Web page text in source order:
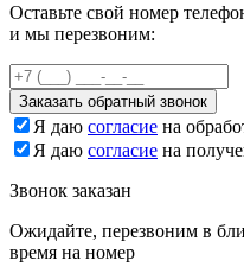
Оставьте свой номер
и мы перезвоним:
Заказать обратный звонок
Я даю согласие на
Я даю согласие на
Звонок заказан
Ожидайте, перезвоним в
время на номер